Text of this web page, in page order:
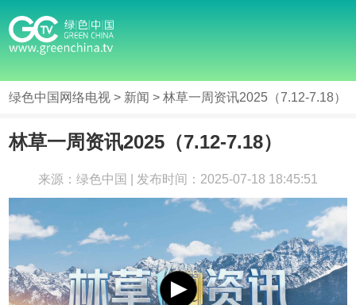
绿色中国网络电视 > 新闻 > 林草一周资讯2025（7.12-7.18）
林草一周资讯2025（7.12-7.18）
来源：绿色中国 | 发布时间：2025-07-18 18:45:51